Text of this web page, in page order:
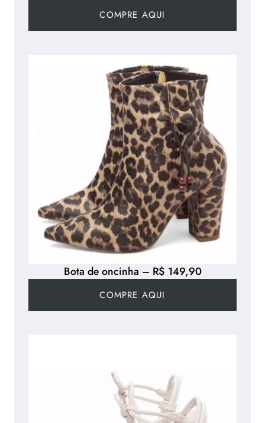
COMPRE AQUI
Bota de oncinha – R$ 149,90
COMPRE AQUI